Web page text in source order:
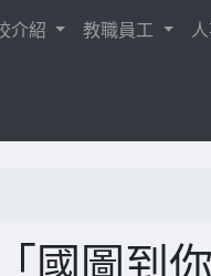
介紹 教職員工
國圖到